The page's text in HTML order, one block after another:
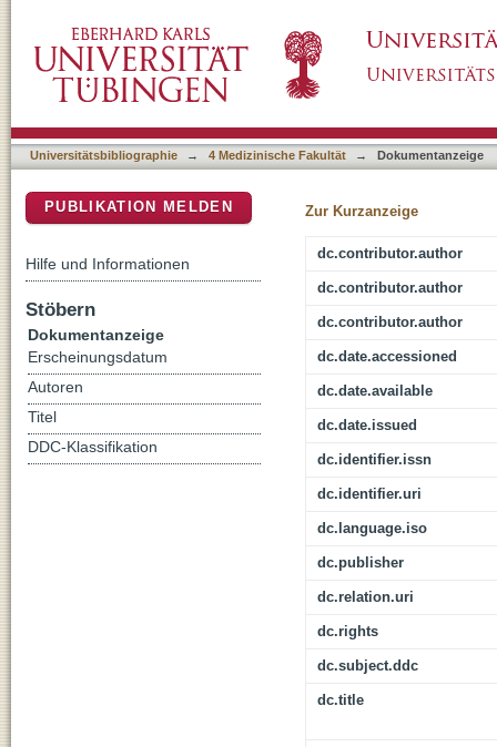
Universitätsbibliographie → 4 Medizinische Fakultät → Dokumentanzeige
Zur Kurzanzeige
dc.contributor.author
dc.contributor.author
dc.contributor.author
dc.date.accessioned
dc.date.available
dc.date.issued
dc.identifier.issn
dc.identifier.uri
dc.language.iso
dc.publisher
dc.relation.uri
dc.rights
dc.subject.ddc
dc.title
PUBLIKATION MELDEN
Hilfe und Informationen
Stöbern
Dokumentanzeige
Erscheinungsdatum
Autoren
Titel
DDC-Klassifikation